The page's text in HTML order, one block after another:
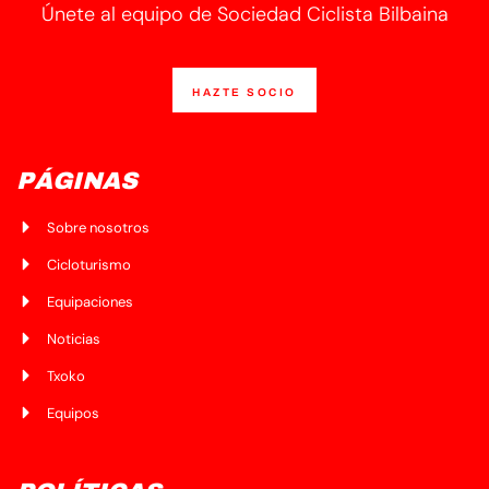
Únete al equipo de Sociedad Ciclista Bilbaina
HAZTE SOCIO
PÁGINAS
Sobre nosotros
Cicloturismo
Equipaciones
Noticias
Txoko
Equipos